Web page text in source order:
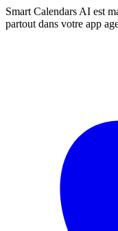
Smart Calendars AI est
partout dans votre app